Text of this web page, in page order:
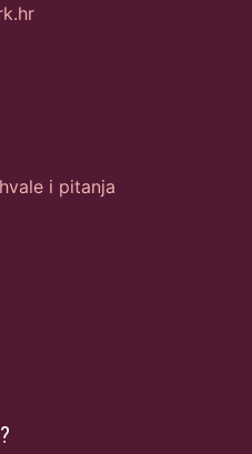
i pitanja